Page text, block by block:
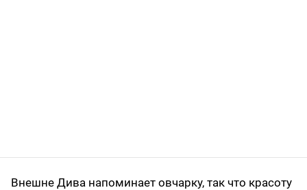
Внешне Дива напоминает овчарку, так что красоту